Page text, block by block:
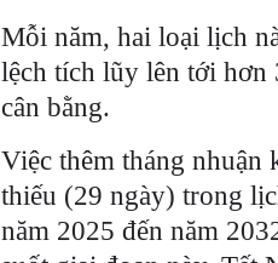
Mỗi năm, hai loại lịch
lệch tích lũy lên tới hơn
cân bằng.
Việc thêm tháng nhuận
thiếu (29 ngày) trong
năm 2025 đến năm